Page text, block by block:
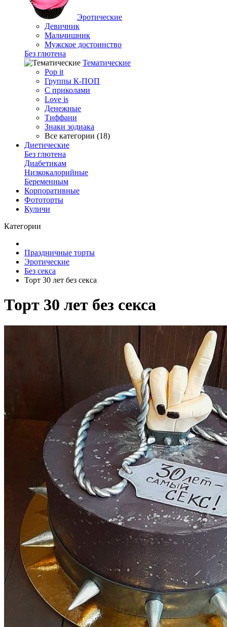
Эротические
Девичник
Мальчишник
Мужское достоинство
Без глютена
Тематические
Pop it
Группы К-ПОП
С приколами
Love is
Денежные
Тиффани
Знаки зодиака
Все категории (18)
Диетические
Без глютена
Диабетикам
Низкокалорийные
Беременным
Корпоративные
Фототорты
Куличи
Категории
Праздничные торты
Эротические
Без секса
Торт 30 лет без секса
Торт 30 лет без секса